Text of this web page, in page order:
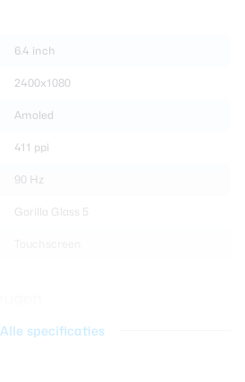
6.4 inch
2400x1080
Amoled
411 ppi
90 Hz
Gorilla Glass 5
Samsung Exynos 1280
Alle specificaties